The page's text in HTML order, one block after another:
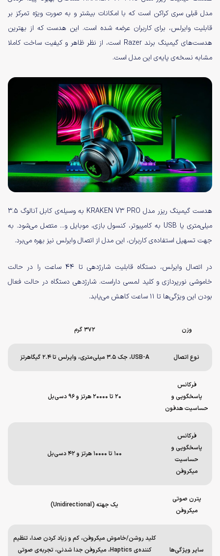
مدل قبلی سری کراکن است که با امکانات بیشتر و به صورت ویژه تمرکز بر
قابلیت وایرلس، برای کاربران عرضه شده است. این هدست که از بهترین
هدست‌های گیمینگ برند Razer است، از نظر ظاهر و کیفیت ساخت کاملا
مشابه نسخه‌ی پایه‌ی این مدل است.
هدست گیمینگ ریزر مدل KRAKEN V3 PRO به وسیله‌ی کابل آنالوگ ۳.۵
میلی‌متری یا USB به کامپیوتر، کنسول بازی، موبایل و... متصل می‌شود. به
جهت تسهیل استفاده‌ی کاربران، این مدل از اتصال وایرلس نیز بهره می‌برد.
در اتصال وایرلس، دستگاه قابلیت شارژدهی تا ۴۴ ساعت را در حالت
خاموشی نورپردازی و کلید لمسی داراست. شارژدهی دستگاه در حالت فعال
بودن این ویژگی‌ها تا ۱۱ ساعت کاهش می‌یابد.
وزن ۳۷۲ گرم
نوع اتصال USB-A، جک ۳.۵ میلی‌متری، وایرلس تا ۲.۴ گیگاهرتز
فرکانس
پاسخگویی و
حساسیت هدفون
۲۰ تا ۲۰۰۰۰ هرتز و ۹۶ دسی‌بل
فرکانس
پاسخگویی و
حساسیت
میکروفن
۱۰۰ تا ۱۰۰۰۰ هرتز و ۴۲ دسی‌بل
پترن صوتی
میکروفن
یک جهته (Unidirectional)
سایر ویژگی‌ها
کلید روشن/خاموش میکروفن، کم و زیاد کردن صدا، تنظیم
کننده‌ی Haptics، میکروفن جدا شدنی، تجربه‌ی صوتی